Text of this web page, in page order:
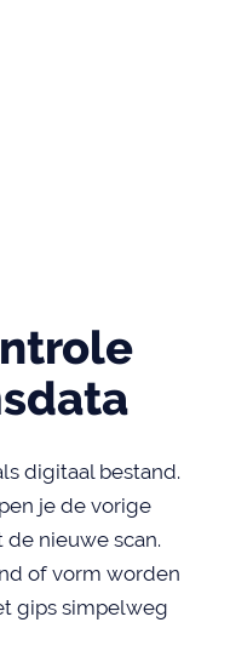
digitaal bestand.
je de vorige
nieuwe scan.
of vorm worden
gips simpelweg